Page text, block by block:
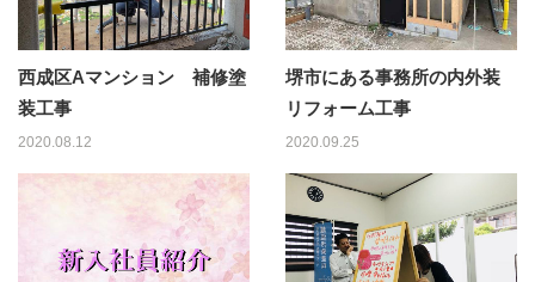
西成区Aマンション 補修塗
装工事
2020.08.12
堺市にある事務所の内外装
リフォーム工事
2020.09.25